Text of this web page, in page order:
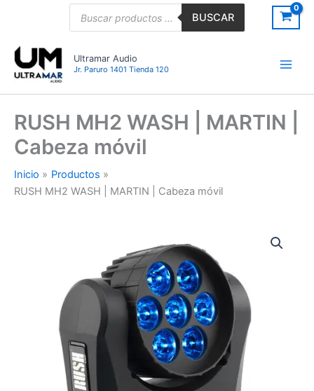
BUSCAR
Ultramar Audio
Jr. Paruro 1401 Tienda 120
RUSH MH2 WASH | MARTIN |
Cabeza móvil
Inicio
Productos
RUSH MH2 WASH | MARTIN | Cabeza móvil